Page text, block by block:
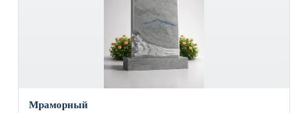
Мраморный